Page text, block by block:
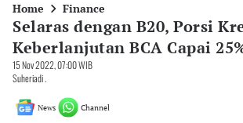
Home Finance
Selaras dengan B20, Porsi
Keberlanjutan BCA Capai
15 Nov 2022, 07:00 WIB
Suheriadi .
News Channel